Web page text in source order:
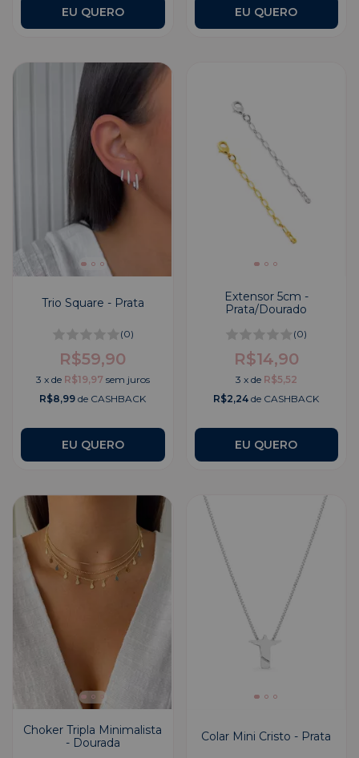
Trio Square - Prata
(0)
R$59,90
3 x de R$19,97 sem juros
R$8,99 de CASHBACK
Extensor 5cm -
Prata/Dourado
(0)
R$14,90
3 x de R$5,52
R$2,24 de CASHBACK
EU QUERO
Choker Tripla Minimalista
- Dourada
Colar Mini Cristo - Prata